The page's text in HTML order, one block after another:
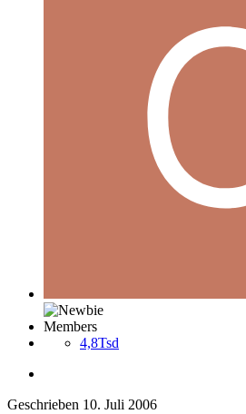
Members
4,8Tsd
Geschrieben 10. Juli 2006